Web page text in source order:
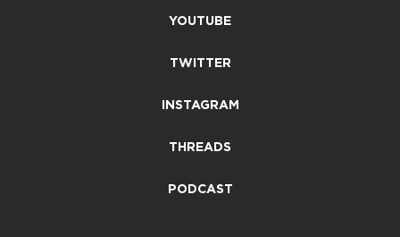
YOUTUBE
TWITTER
INSTAGRAM
THREADS
PODCAST